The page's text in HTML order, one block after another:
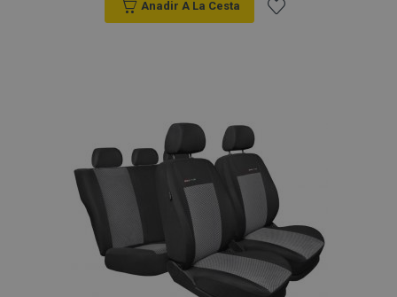
Anadir A La Cesta
Deseos